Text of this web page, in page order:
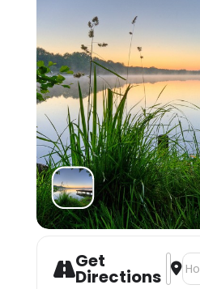
Get
Directions